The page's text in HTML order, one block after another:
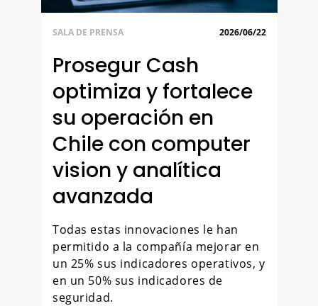
SALA DE PRENSA 2026/06/22
Prosegur Cash
optimiza y fortalece
su operación en
Chile con computer
vision y analítica
avanzada
Todas estas innovaciones le han
permitido a la compañía mejorar en
un 25% sus indicadores operativos, y
en un 50% sus indicadores de
seguridad.